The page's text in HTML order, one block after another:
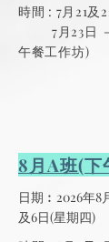
時間 : 7月21及
7月23日 －
午餐工作坊)
8月A班(下
日期︰2026年8
及6日(星期四)